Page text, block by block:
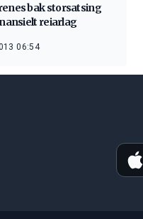
bak storsatsing
reiarlag
06:54